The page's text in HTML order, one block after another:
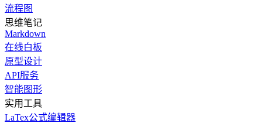
流程图
思维笔记
Markdown
在线白板
原型设计
API服务
智能图形
实用工具
LaTex公式编辑器